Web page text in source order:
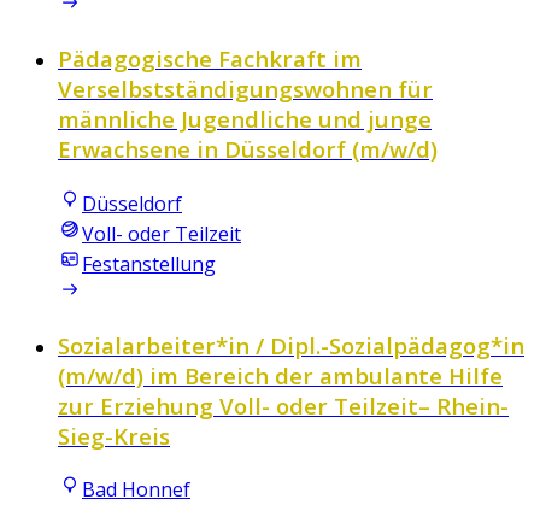
Pädagogische Fachkraft im
Verselbstständigungswohnen für
männliche Jugendliche und junge
Erwachsene in Düsseldorf (m/w/d)
Düsseldorf
Voll- oder Teilzeit
Festanstellung
Sozialarbeiter*in / Dipl.-Sozialpädagog*in
(m/w/d) im Bereich der ambulante Hilfe
zur Erziehung Voll- oder Teilzeit– Rhein-
Sieg-Kreis
Bad Honnef